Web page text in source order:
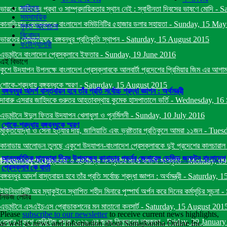
ভারতে জাতিভেদ প্রথা ও সাম্প্রদায়িকতার স্থান নেই : স্বাধীনতা দিবসের ভাষণে মোদি -
কানাডিয়ান রেডক্রসকে বাংলাদেশ কমিউনিটির ৫হাজার ডলার সহায়তা - Sunday, 15
ভারতের মোমজাদুঘরে বঙ্গবন্ধুর প্রতিকৃতি স্থাপন- Saturday, 15 August 2015
এডমন্টনে বাংলাদেশ প্রেসক্লাবে ইফতার- Sunday, 19 June 2016
কুশে উদযাপন উপলক্ষে বাংলাদেশ প্রেসক্লাবকে আলবার্টা প্রদেশের প্রিমিয়ার জিম এর আগাম
শোকে-শ্রদ্ধায় বঙ্গবন্ধুকে স্মরণ-Saturday, 15 August 2015
দাবারু এসরার জাহিদকে গুরুতর আহতাবস্থায় কুমেক হাসপাতালে ভর্তি- Wednesday, 16
এডমন্টনে ঈদুল ফিতর উদযাপন খেলাধুলা ও পূনর্মিলনী - Sunday, 10 July 2016
মুক্তিযোদ্ধা ও সেনা হত্যার দায়, জালিয়াতি এবং ভ্রষ্টতার প্রতিকুলে আমরা ১১জন-
কানাডায় আলোড়ন তুলছে একুশে উদযাপন-বাংলাদেশ প্রেসক্লাবকে দুই প্রদেশের কালচারাল
December 2014
বিশ্বায়নে একুশে ফেব্রুয়ারী ও বহুবিচিত্র সংস্কৃতির মাঝে বাঙ্গালী সংস্কৃতি-Monday,
বঙ্গবন্ধুর আদর্শ বাস্তবায়ন হবে তাঁর প্রতি সর্বোচ্চ শ্রদ্ধা জ্ঞাপন : অর্থমন্ত্রী - Saturday,
ইউনিভার্সিটি অব ম্যাকুইনে স্থাপিত শহীদ মিনারে পুস্পার্ঘ অর্পন করে দিনের কর্মসূচির সুচনা -
এডমন্টনে এসএইচএস প্রোডাকশনের মন মাতানো কনসার্ট- Saturday, 15 August
বেসা'র একুশে হেরিটেজ পদক ২০১৬ এর জন্য তিনজনের নামকরণ- Friday, 29
সাহিত্য
সমসাময়িক
মুক্ত আলোচনা
বিনোদন
ফটোগ্যালারী
এই বিভাগে
বঙ্গবন্ধুর আদর্শ বাস্তবায়ন হবে তাঁর প্রতি সর্বোচ্চ শ্রদ্ধা জ্ঞাপন : অর্থমন্ত্রী
শোকে-শ্রদ্ধায় বঙ্গবন্ধুকে স্মরণ
আন্তর্জাতিক মাতৃভাষা দিবস উপলক্ষ্যে কানাডার গভর্নর জেনারেল ডেভিড জনস্টন বাংলাদেশ
প্রেসক্লাব কে বার্তা
নিউজ লেটার
Please subscribe to our newsletterto receive current news highlights,
as well as news and information about Samajkantha Online Inc.